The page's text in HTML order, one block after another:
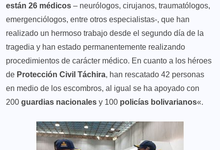
están 26 médicos – neurólogos, cirujanos, traumatólogos,
emergenciólogos, entre otros especialistas-, que han
realizado un hermoso trabajo desde el segundo día de la
tragedia y han estado permanentemente realizando
procedimientos de carácter médico. En cuanto a los héroes
de Protección Civil Táchira, han rescatado 42 personas
en medio de los escombros, al igual se ha apoyado con
200 guardias nacionales y 100 policías bolivarianos«.